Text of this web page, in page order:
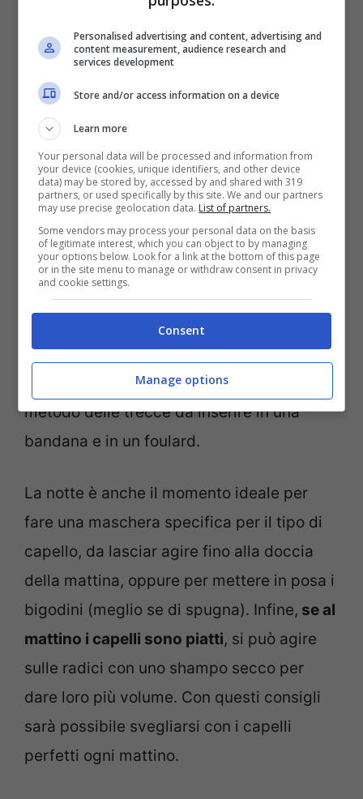
morbidi e flessibili. Se invece si vogliono
avere capelli mossi naturali, dopo aver
fatto lo shampo tamponare i capelli con un
asciugamano ed eliminare l’eccesso di
acqua con il phon, fino ad averli umidi.
Quindi attorcigliare le lunghezze fino a
formare uno chignon alto da fissare con un
elastico morbido di spugna, in modo che
non dia fastidio durante la notte. Al
mattino successivo muovere
semplicemente i capelli con le dita per un
effetto mosso molto naturale. Per avere i
capelli mossi si può provare anche il
metodo delle trecce da inserire in una
bandana e in un foulard.
La notte è anche il momento ideale per
fare una maschera specifica per il tipo di
capello, da lasciar agire fino alla doccia
della mattina, oppure per mettere in posa i
bigodini (meglio se di spugna). Infine, se al
mattino i capelli sono piatti, si può agire
sulle radici con uno shampo secco per
dare loro più volume. Con questi consigli
sarà possibile svegliarsi con i capelli
perfetti ogni mattino.
Personalised advertising and content, advertising and
content measurement, audience research and
services development
Store and/or access information on a device
Learn more
Your personal data will be processed and information from
your device (cookies, unique identifiers, and other device
data) may be stored by, accessed by and shared with 319
partners, or used specifically by this site. We and our partners
may use precise geolocation data. List of partners.
Some vendors may process your personal data on the basis
of legitimate interest, which you can object to by managing
your options below. Look for a link at the bottom of this page
or in the site menu to manage or withdraw consent in privacy
and cookie settings.
Consent
Manage options